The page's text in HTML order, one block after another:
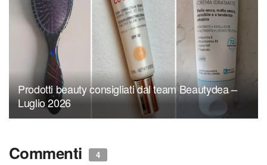
Prodotti beauty consigliati dal team Beautydea –
Luglio 2026
Commenti 4